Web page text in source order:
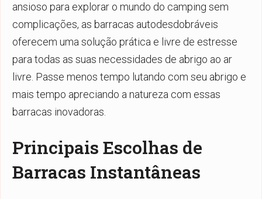
ansioso para explorar o mundo do camping sem
complicações, as barracas autodesdobráveis
oferecem uma solução prática e livre de estresse
para todas as suas necessidades de abrigo ao ar
livre. Passe menos tempo lutando com seu abrigo e
mais tempo apreciando a natureza com essas
barracas inovadoras.
Principais Escolhas de
Barracas Instantâneas